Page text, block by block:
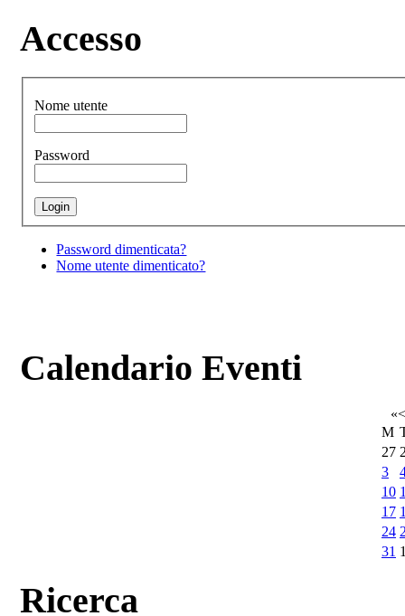
Accesso
Nome utente
Password
Password dimenticata?
Nome utente dimenticato?
Calendario Eventi
«<
M
27
3
10
17
24
31
Ricerca